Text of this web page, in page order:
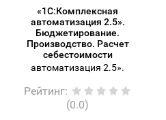
«1С:Комплексная
автоматизация 2.5».
Бюджетирование.
Производство. Расчет
себестоимости
Рейтинг:
(0.0)